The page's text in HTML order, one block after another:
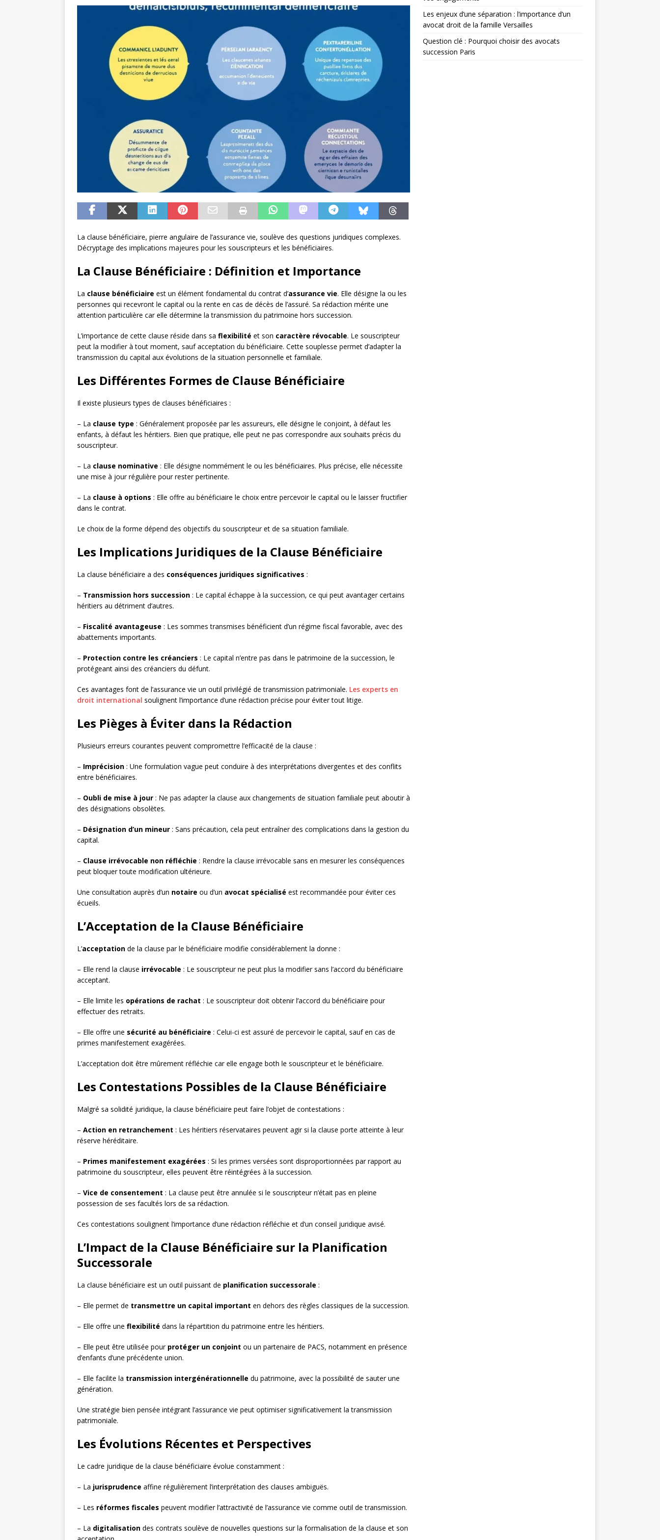
La clause bénéficiaire, pierre angulaire de l’assurance vie, soulève des questions juridiques complexes.
Décryptage des implications majeures pour les souscripteurs et les bénéficiaires.
La Clause Bénéficiaire : Définition et Importance
La clause bénéficiaire est un élément fondamental du contrat d’assurance vie. Elle désigne la ou les
personnes qui recevront le capital ou la rente en cas de décès de l’assuré. Sa rédaction mérite une
attention particulière car elle détermine la transmission du patrimoine hors succession.
L’importance de cette clause réside dans sa flexibilité et son caractère révocable. Le souscripteur
peut la modifier à tout moment, sauf acceptation du bénéficiaire. Cette souplesse permet d’adapter la
transmission du capital aux évolutions de la situation personnelle et familiale.
Les Différentes Formes de Clause Bénéficiaire
Il existe plusieurs types de clauses bénéficiaires :
– La clause type : Généralement proposée par les assureurs, elle désigne le conjoint, à défaut les
enfants, à défaut les héritiers. Bien que pratique, elle peut ne pas correspondre aux souhaits précis du
souscripteur.
– La clause nominative : Elle désigne nommément le ou les bénéficiaires. Plus précise, elle nécessite
une mise à jour régulière pour rester pertinente.
– La clause à options : Elle offre au bénéficiaire le choix entre percevoir le capital ou le laisser fructifier
dans le contrat.
Le choix de la forme dépend des objectifs du souscripteur et de sa situation familiale.
Les Implications Juridiques de la Clause Bénéficiaire
La clause bénéficiaire a des conséquences juridiques significatives :
– Transmission hors succession : Le capital échappe à la succession, ce qui peut avantager certains
héritiers au détriment d’autres.
– Fiscalité avantageuse : Les sommes transmises bénéficient d’un régime fiscal favorable, avec des
abattements importants.
– Protection contre les créanciers : Le capital n’entre pas dans le patrimoine de la succession, le
protégeant ainsi des créanciers du défunt.
Ces avantages font de l’assurance vie un outil privilégié de transmission patrimoniale. Les experts en
droit international soulignent l’importance d’une rédaction précise pour éviter tout litige.
Les Pièges à Éviter dans la Rédaction
Plusieurs erreurs courantes peuvent compromettre l’efficacité de la clause :
– Imprécision : Une formulation vague peut conduire à des interprétations divergentes et des conflits
entre bénéficiaires.
– Oubli de mise à jour : Ne pas adapter la clause aux changements de situation familiale peut aboutir à
des désignations obsolètes.
– Désignation d’un mineur : Sans précaution, cela peut entraîner des complications dans la gestion du
capital.
– Clause irrévocable non réfléchie : Rendre la clause irrévocable sans en mesurer les conséquences
peut bloquer toute modification ultérieure.
Une consultation auprès d’un notaire ou d’un avocat spécialisé est recommandée pour éviter ces
écueils.
L’Acceptation de la Clause Bénéficiaire
L’acceptation de la clause par le bénéficiaire modifie considérablement la donne :
– Elle rend la clause irrévocable : Le souscripteur ne peut plus la modifier sans l’accord du bénéficiaire
acceptant.
– Elle limite les opérations de rachat : Le souscripteur doit obtenir l’accord du bénéficiaire pour
effectuer des retraits.
– Elle offre une sécurité au bénéficiaire : Celui-ci est assuré de percevoir le capital, sauf en cas de
primes manifestement exagérées.
L’acceptation doit être mûrement réfléchie car elle engage both le souscripteur et le bénéficiaire.
Les Contestations Possibles de la Clause Bénéficiaire
Malgré sa solidité juridique, la clause bénéficiaire peut faire l’objet de contestations :
– Action en retranchement : Les héritiers réservataires peuvent agir si la clause porte atteinte à leur
réserve héréditaire.
– Primes manifestement exagérées : Si les primes versées sont disproportionnées par rapport au
patrimoine du souscripteur, elles peuvent être réintégrées à la succession.
– Vice de consentement : La clause peut être annulée si le souscripteur n’était pas en pleine
possession de ses facultés lors de sa rédaction.
Ces contestations soulignent l’importance d’une rédaction réfléchie et d’un conseil juridique avisé.
L’Impact de la Clause Bénéficiaire sur la Planification
Successorale
La clause bénéficiaire est un outil puissant de planification successorale :
– Elle permet de transmettre un capital important en dehors des règles classiques de la succession.
– Elle offre une flexibilité dans la répartition du patrimoine entre les héritiers.
– Elle peut être utilisée pour protéger un conjoint ou un partenaire de PACS, notamment en présence
d’enfants d’une précédente union.
– Elle facilite la transmission intergénérationnelle du patrimoine, avec la possibilité de sauter une
génération.
Une stratégie bien pensée intégrant l’assurance vie peut optimiser significativement la transmission
patrimoniale.
Les Évolutions Récentes et Perspectives
Le cadre juridique de la clause bénéficiaire évolue constamment :
– La jurisprudence affine régulièrement l’interprétation des clauses ambiguës.
– Les réformes fiscales peuvent modifier l’attractivité de l’assurance vie comme outil de transmission.
– La digitalisation des contrats soulève de nouvelles questions sur la formalisation de la clause et son
Les enjeux d’une séparation : l’importance d’un
avocat droit de la famille Versailles
Question clé : Pourquoi choisir des avocats
succession Paris